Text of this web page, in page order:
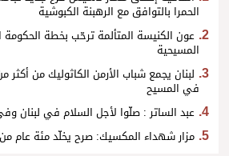
الحمرا بالتوافق مع الرهبنة الكبوشية
عون الكنيسة المتألمة ترحّب بخطة الحكومة
المسيحية
لبنان يجمع شباب الأرمن الكاثوليك من
في المسيح
عبد الساتر : صلّوا لأجل السلام في لبنان
مزار شهداء المكسيك: صرح يخلّد مئة عام